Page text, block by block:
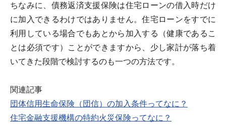
ちなみに、債務返済支援保険は住宅ローンの借入時だけ
に加入できるわけではありません。住宅ローンをすでに
利用している場合でもあとから加入する（健康であるこ
とは必須です）ことができますから、少し家計が落ち着
いてきた段階で検討するのも一つの方法です。
関連記事
団体信用生命保険（団信）の加入条件ってなに？
住宅金融支援機構の特約火災保険ってなに？